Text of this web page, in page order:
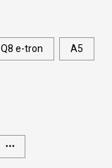
Q8 e-tron A5